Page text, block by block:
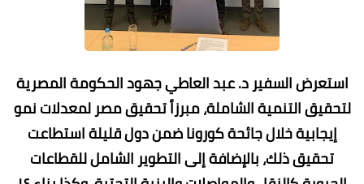
استعرض السفير د. عبد العاطي جهود الحكومة المصرية
لتحقيق التنمية الشاملة، مبرزاً تحقيق مصر لمعدلات نمو
إيجابية خلال جائحة كورونا ضمن دول قليلة استطاعت
تحقيق ذلك، بالإضافة إلى التطوير الشامل للقطاعات